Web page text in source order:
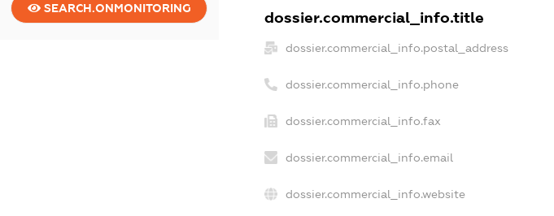
SEARCH.ONMONITORING
dossier.commercial_info.title
dossier.commercial_info.postal_address
dossier.commercial_info.phone
dossier.commercial_info.fax
dossier.commercial_info.email
dossier.commercial_info.website